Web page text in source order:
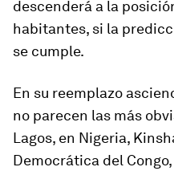
descenderá a la
habitantes, si la
se cumple.
En su reemplazo
no parecen las más
Lagos, en Nigeria,
Democrática del Congo,